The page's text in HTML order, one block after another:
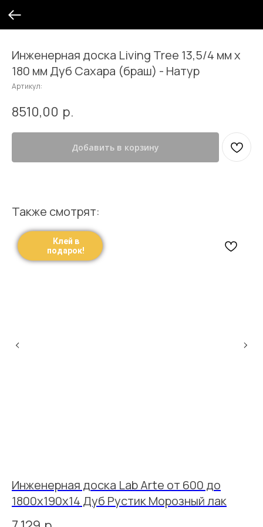
Инженерная доска Living Tree 13,5/4 мм х
180 мм Дуб Сахара (браш) - Натур
Артикул:
8510,00 р.
Добавить в корзину
Также смотрят:
Клей в
подарок!
Инженерная доска Lab Arte от 600 до
1800х190х14 Дуб Рустик Морозный лак